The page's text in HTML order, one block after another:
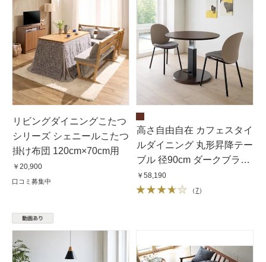
リビングダイニングこたつ
シリーズ シェニールこたつ
掛け布団 120cm×70cm用
￥20,900
口コミ募集中
高さ自由自在 カフェスタイ
ルダイニング 丸形昇降テー
ブル 径90cm ダークブラウ
ン
￥58,190
（7）